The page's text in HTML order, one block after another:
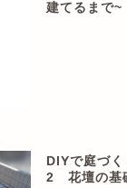
建てるまで~
DIYで庭づ
2 花壇の基